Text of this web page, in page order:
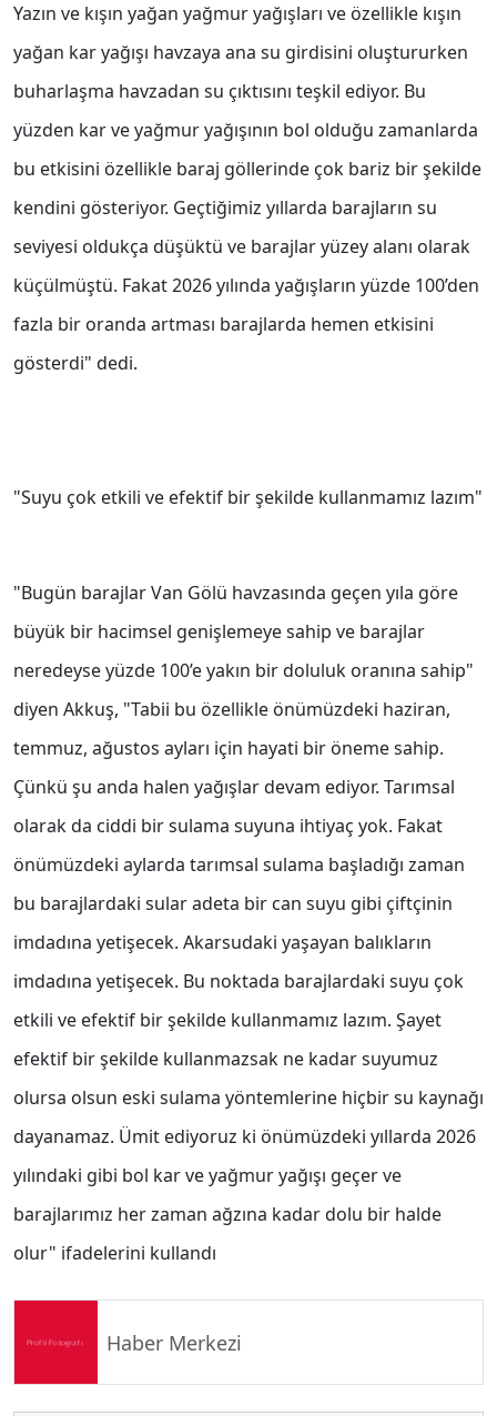
Yazın ve kışın yağan yağmur yağışları ve özellikle kışın
yağan kar yağışı havzaya ana su girdisini oluştururken
buharlaşma havzadan su çıktısını teşkil ediyor. Bu
yüzden kar ve yağmur yağışının bol olduğu zamanlarda
bu etkisini özellikle baraj göllerinde çok bariz bir şekilde
kendini gösteriyor. Geçtiğimiz yıllarda barajların su
seviyesi oldukça düşüktü ve barajlar yüzey alanı olarak
küçülmüştü. Fakat 2026 yılında yağışların yüzde 100’den
fazla bir oranda artması barajlarda hemen etkisini
gösterdi" dedi.
"Suyu çok etkili ve efektif bir şekilde kullanmamız lazım"
"Bugün barajlar Van Gölü havzasında geçen yıla göre
büyük bir hacimsel genişlemeye sahip ve barajlar
neredeyse yüzde 100’e yakın bir doluluk oranına sahip"
diyen Akkuş, "Tabii bu özellikle önümüzdeki haziran,
temmuz, ağustos ayları için hayati bir öneme sahip.
Çünkü şu anda halen yağışlar devam ediyor. Tarımsal
olarak da ciddi bir sulama suyuna ihtiyaç yok. Fakat
önümüzdeki aylarda tarımsal sulama başladığı zaman
bu barajlardaki sular adeta bir can suyu gibi çiftçinin
imdadına yetişecek. Akarsudaki yaşayan balıkların
imdadına yetişecek. Bu noktada barajlardaki suyu çok
etkili ve efektif bir şekilde kullanmamız lazım. Şayet
efektif bir şekilde kullanmazsak ne kadar suyumuz
olursa olsun eski sulama yöntemlerine hiçbir su kaynağı
dayanamaz. Ümit ediyoruz ki önümüzdeki yıllarda 2026
yılındaki gibi bol kar ve yağmur yağışı geçer ve
barajlarımız her zaman ağzına kadar dolu bir halde
olur" ifadelerini kullandı
Haber Merkezi